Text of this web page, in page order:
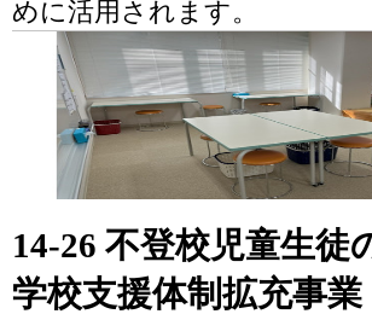
めに活用されます。
14-26 不登校児童生徒
学校支援体制拡充事業